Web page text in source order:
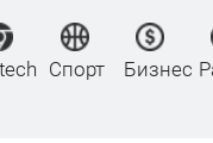
Спорт Бизнес Радио